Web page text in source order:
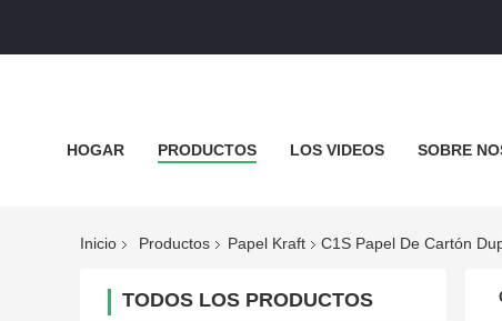
HOGAR PRODUCTOS LOS VIDEOS SOBRE
Inicio Productos Papel Kraft C1S Papel De Cartón
TODOS LOS PRODUCTOS